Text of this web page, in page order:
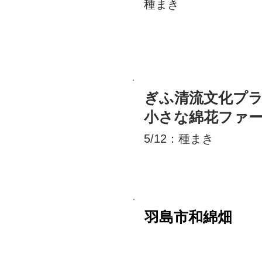
種まき
ぎふ清流文化プ
小さな綿花ファ
5/12：種まき
羽島市和綿畑